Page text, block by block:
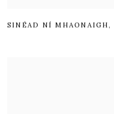
SINÉAD NÍ MHAONAIGH,